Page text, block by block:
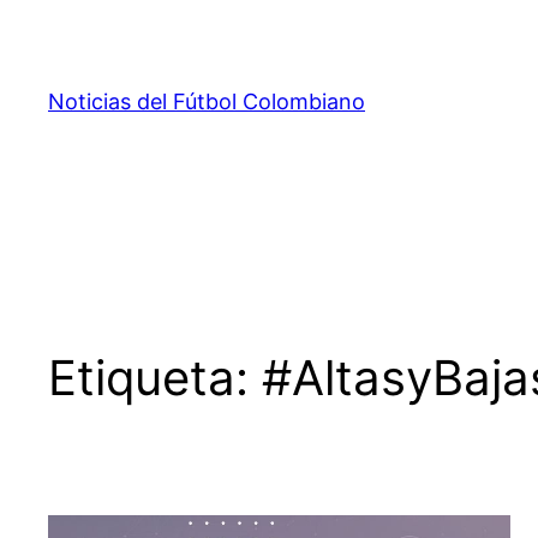
contenido
Noticias del Fútbol Colombiano
Etiqueta: